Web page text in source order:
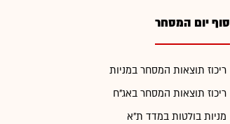
סוף יום המסחר
ריכוז תוצאות המסחר במניות
ריכוז תוצאות המסחר באג"ח
מניות בולטות במדד ת"א